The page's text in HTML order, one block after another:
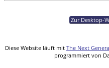
Zur Desktop-
Diese Website läuft mit The Next
programmiert von